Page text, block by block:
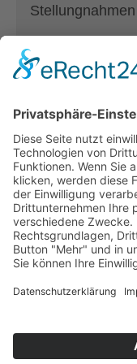
Stellungnahmen
Inklusiver
© 2025 ÖZIV